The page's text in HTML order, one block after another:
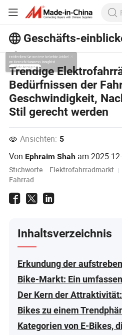
Geschäfts-
Entdecken Sie weitere
im Bereich Business
Mehr Anzeigen
Trendige
Bedürfnissen der
Geschwindigkeit,
Stil gerecht werden
Ansichten: 5
Von Ephraim Shah am2025-
Stichworte: Elektrofahrradmarkt
Fahrrad
Inhaltsverzeichnis
Erkundung der
Bike-Markt: Ein
Der Kern der
Bikes zu einem
Kategorien von E-Bikes,